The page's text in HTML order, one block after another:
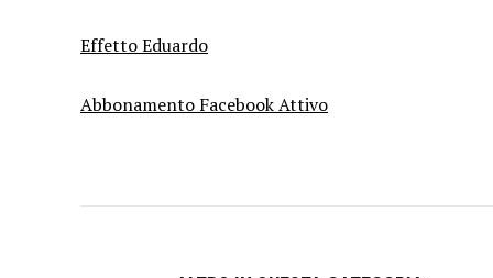
Effetto Eduardo
Abbonamento Facebook Attivo